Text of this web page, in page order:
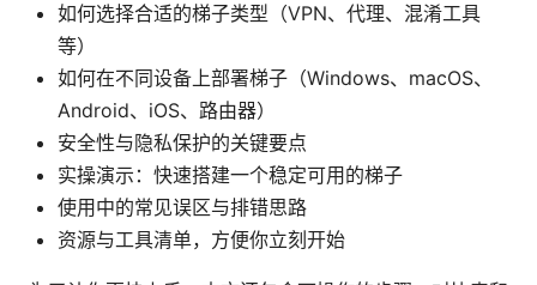
如何选择合适的梯子类型（VPN、代理、混淆工具
等）
如何在不同设备上部署梯子（Windows、macOS、
Android、iOS、路由器）
安全性与隐私保护的关键要点
实操演示：快速搭建一个稳定可用的梯子
使用中的常见误区与排错思路
资源与工具清单，方便你立刻开始